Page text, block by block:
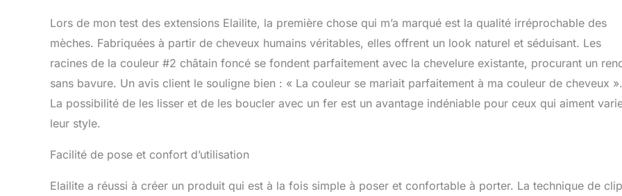
Lors de mon test des extensions Elailite, la première chose qui m’a marqué est la qualité irréprochable des
mèches. Fabriquées à partir de cheveux humains véritables, elles offrent un look naturel et séduisant. Les
racines de la couleur #2 châtain foncé se fondent parfaitement avec la chevelure existante, procurant un
sans bavure. Un avis client le souligne bien : « La couleur se mariait parfaitement à ma couleur de cheveux ».
La possibilité de les lisser et de les boucler avec un fer est un avantage indéniable pour ceux qui aiment
leur style.
Facilité de pose et confort d’utilisation
Elailite a réussi à créer un produit qui est à la fois simple à poser et confortable à porter. La technique de clip